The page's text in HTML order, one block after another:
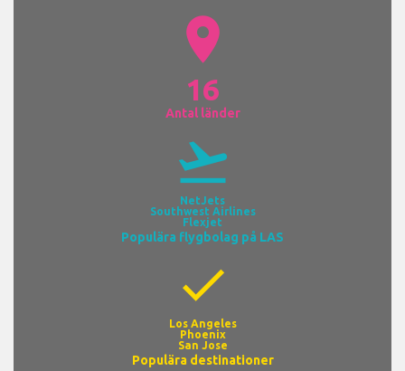
location_on
16
Antal länder
flight_takeoff
NetJets
Southwest Airlines
Flexjet
Populära flygbolag på LAS
check
Los Angeles
Phoenix
San Jose
Populära destinationer